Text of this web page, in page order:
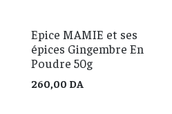
Epice MAMIE et ses
épices Gingembre En
Poudre 50g
260,00 DA